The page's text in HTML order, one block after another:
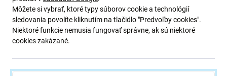
Výmena mikrofónu
74 €
2 hod
Najlepšie hodnotený
Najlepšie hodnotenie naGooglena Slovensku. Ďakujeme za
Môžete si vybrať, ktoré typy súborov cookie a technológií
sledovania povolíte kliknutím na tlačidlo "Predvoľby cookies".
Niektoré funkcie nemusia fungovať správne, ak sú niektoré
cookies zakázané.